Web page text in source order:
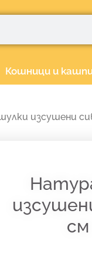
Кошници и
изсушени
см